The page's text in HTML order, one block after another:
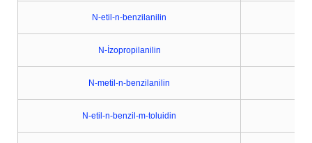
N-etil-n-benzilanilin
N-İzopropilanilin
N-metil-n-benzilanilin
N-etil-n-benzil-m-toluidin